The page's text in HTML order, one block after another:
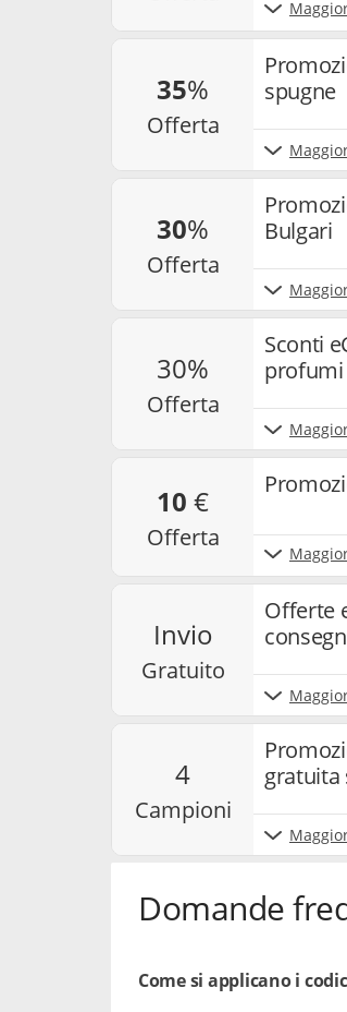
35%
offerta
spugne
30%
offerta
Bulgari
30%
offerta
Sconti
profumi
10 €
offerta
invio
gratuito
Offerte
4
campioni
gratuita
Domande
Come si applicano i